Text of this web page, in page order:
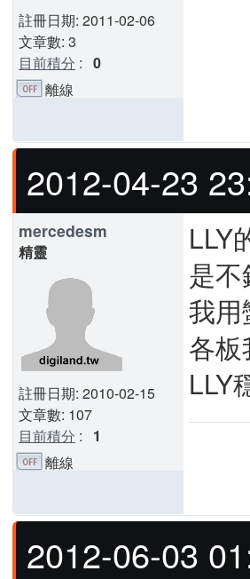
註冊日期: 2011-02-06
文章數: 3
目前積分 : 0
離線
2012-04-23
mercedesm
精靈
註冊日期: 2010-02-15
文章數: 107
目前積分 : 1
LLY
是不
我用
各
LLY
離線
2012-06-03